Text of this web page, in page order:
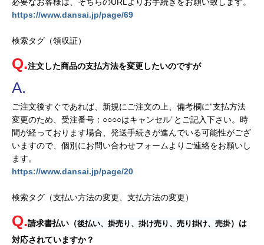
https://www.dansai.jp/page/69
検索タグ（領収証）
注文した商品の支払方法を変更したいのですが
ご注文後すぐであれば、新規にご注文の上、備考欄に”支払方法
変更のため、受注番号：○○○○はキャンセル”とご記入下さい。時
間が経っております場合、発送手続きが進んでいる可能性がござ
いますので、個別にお問い合わせフォームよりご連絡をお願いし
ます。
https://www.dansai.jp/page/20
検索タグ（支払い方法の変更、支払方法の変更）
請求書払い（後払い、掛売り、掛け売り、売り掛け、売掛）は
対応されていますか？